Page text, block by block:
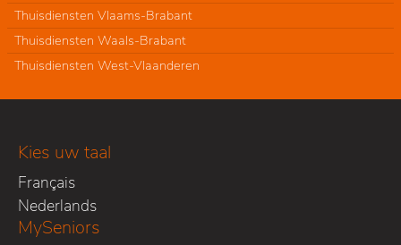
Thuisdiensten Vlaams-Brabant
Thuisdiensten Waals-Brabant
Thuisdiensten West-Vlaanderen
Kies uw taal
Français
Nederlands
MySeniors